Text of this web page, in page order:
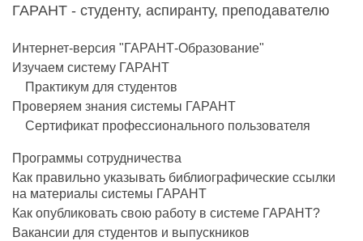
ГАРАНТ - студенту, аспиранту, преподавателю
Интернет-версия "ГАРАНТ-Образование"
Изучаем систему ГАРАНТ
Практикум для студентов
Проверяем знания системы ГАРАНТ
Сертификат профессионального пользователя
Программы сотрудничества
Как правильно указывать библиографические ссылки
на материалы системы ГАРАНТ
Как опубликовать свою работу в системе ГАРАНТ?
Вакансии для студентов и выпускников